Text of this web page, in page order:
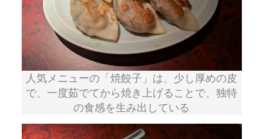
人気メニューの「焼餃子」は、少し厚めの皮
で、一度茹でてから焼き上げることで、独特
の食感を生み出している